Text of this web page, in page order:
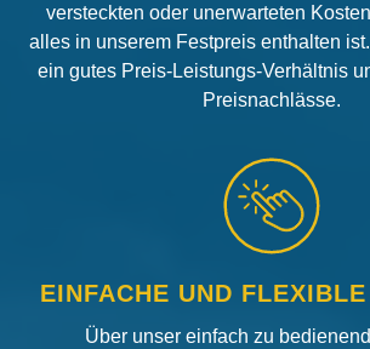
versteckten oder unerwarteten
alles in unserem Festpreis enthalten
ein gutes Preis-Leistungs-Verhältnis
Preisnachlässe.
EINFACHE UND
Über unser einfach zu